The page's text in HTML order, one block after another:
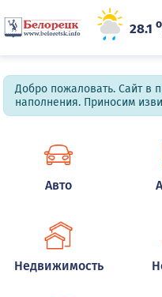
28.1o
Добро пожаловать. Сайт в
наполнения. Приносим
Авто
Недвижимость